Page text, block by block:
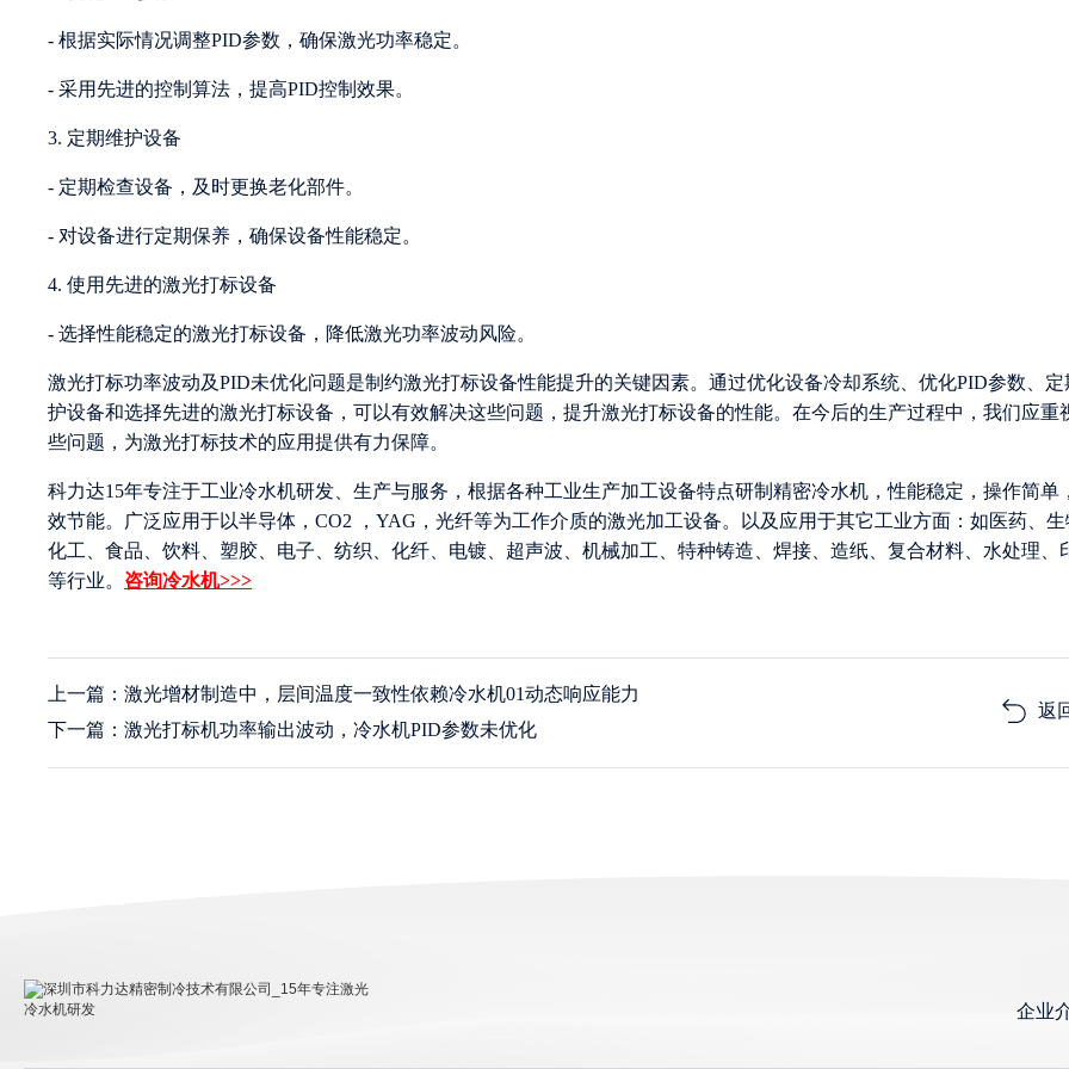
- 根据实际情况调整PID参数，确保激光功率稳定。
- 采用先进的控制算法，提高PID控制效果。
3. 定期维护设备
- 定期检查设备，及时更换老化部件。
- 对设备进行定期保养，确保设备性能稳定。
4. 使用先进的激光打标设备
- 选择性能稳定的激光打标设备，降低激光功率波动风险。
激光打标功率波动及PID未优化问题是制约激光打标设备性能提升的关键因素。通过优化设备冷却系统、优化PID参数、定
护设备和选择先进的激光打标设备，可以有效解决这些问题，提升激光打标设备的性能。在今后的生产过程中，我们应重
些问题，为激光打标技术的应用提供有力保障。
科力达15年专注于工业冷水机研发、生产与服务，根据各种工业生产加工设备特点研制精密冷水机，性能稳定，操作简单
效节能。广泛应用于以半导体，CO2 ，YAG，光纤等为工作介质的激光加工设备。以及应用于其它工业方面：如医药、生
化工、食品、饮料、塑胶、电子、纺织、化纤、电镀、超声波、机械加工、特种铸造、焊接、造纸、复合材料、水处理、
等行业。 咨询冷水机>>>
上一篇：激光增材制造中，层间温度一致性依赖冷水机01动态响应能力
下一篇：激光打标机功率输出波动，冷水机PID参数未优化
返
企业